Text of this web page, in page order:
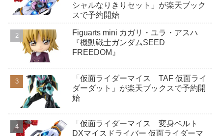
シャルなりきりセット」が楽天ブック
スで予約開始
Figuarts mini カガリ・ユラ・アスハ
『機動戦士ガンダムSEED
FREEDOM』
「仮面ライダーマイス TAF 仮面ライ
ダーダット」が楽天ブックスで予約開
始
「仮面ライダーマイス 変身ベルト
DXマイスドライバー 仮面ライダーマ